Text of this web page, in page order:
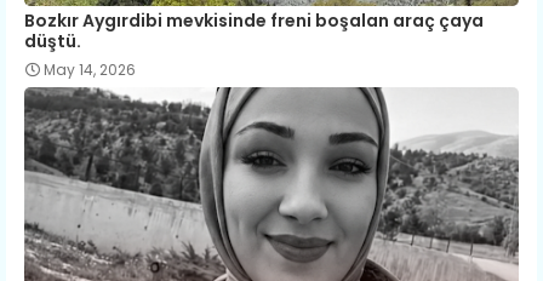
Bozkır Aygırdibi mevkisinde freni boşalan araç çaya
düştü.
May 14, 2026